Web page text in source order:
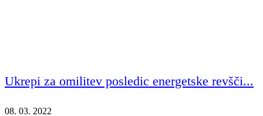
Ukrepi za omilitev posledic energetske revšči...
08. 03. 2022